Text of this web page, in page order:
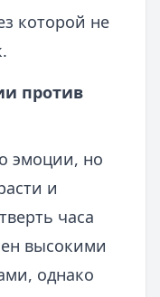
которой не
против
эмоции, но
и
часа
высокими
однако